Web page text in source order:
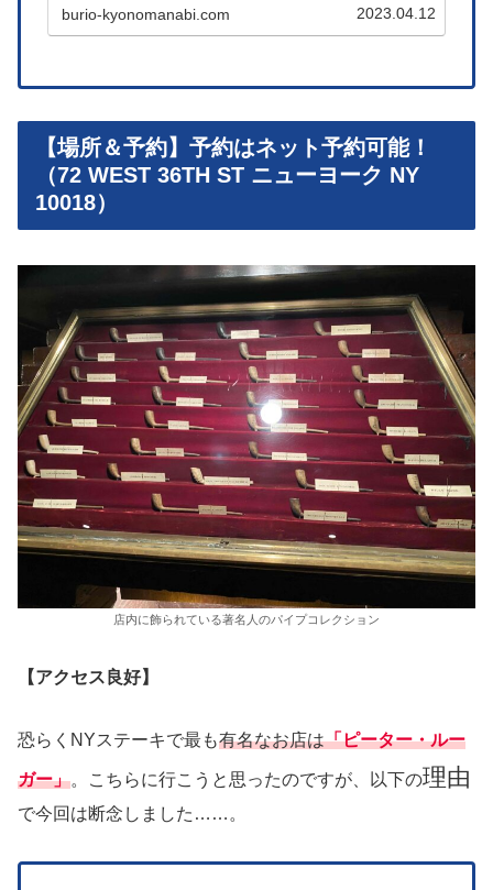
内容（ホテル設備など）ご紹介。2023年4月に
burio-kyonomanabi.com 2023.04.12
【場所＆予約】予約はネット予約可能！
（72 WEST 36TH ST ニューヨーク NY
10018）
店内に飾られている著名人のパイプコレクション
【アクセス良好】
恐らくNYステーキで最も有名なお店は「ピーター・ルー
ガー」。こちらに行こうと思ったのですが、以下の理由
で今回は断念しました……。